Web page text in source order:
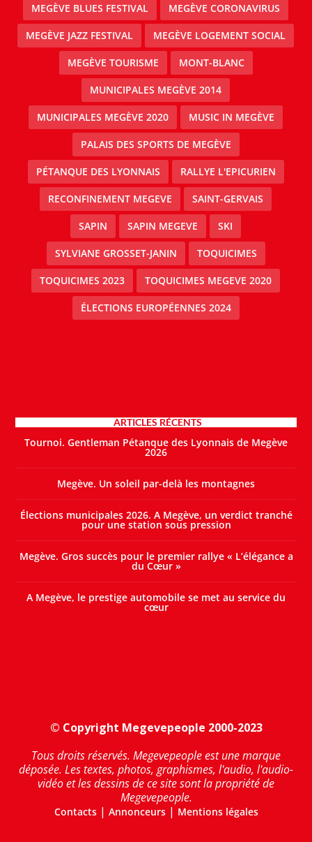
MEGÈVE BLUES FESTIVAL MEGÈVE CORONAVIRUS
MEGÈVE JAZZ FESTIVAL MEGÈVE LOGEMENT SOCIAL
MEGÈVE TOURISME MONT-BLANC
MUNICIPALES MEGÈVE 2014
MUNICIPALES MEGÈVE 2020 MUSIC IN MEGÈVE
PALAIS DES SPORTS DE MEGÈVE
PÉTANQUE DES LYONNAIS RALLYE L'EPICURIEN
RECONFINEMENT MEGEVE SAINT-GERVAIS
SAPIN SAPIN MEGEVE SKI
SYLVIANE GROSSET-JANIN TOQUICIMES
TOQUICIMES 2023 TOQUICIMES MEGEVE 2020
ÉLECTIONS EUROPÉENNES 2024
ARTICLES RÉCENTS
Tournoi. Gentleman Pétanque des Lyonnais de Megève
2026
Megève. Un soleil par-delà les montagnes
Élections municipales 2026. A Megève, un verdict tranché
pour une station sous pression
Megève. Gros succès pour le premier rallye « L’élégance a
du Cœur »
A Megève, le prestige automobile se met au service du
cœur
© Copyright Megevepeople 2000-2023
Tous droits réservés. Megevepeople est une marque
déposée. Les textes, photos, graphismes, l'audio, l'audio-
vidéo et les dessins de ce site sont la propriété de
Megevepeople.
Contacts| Annonceurs| Mentions légales